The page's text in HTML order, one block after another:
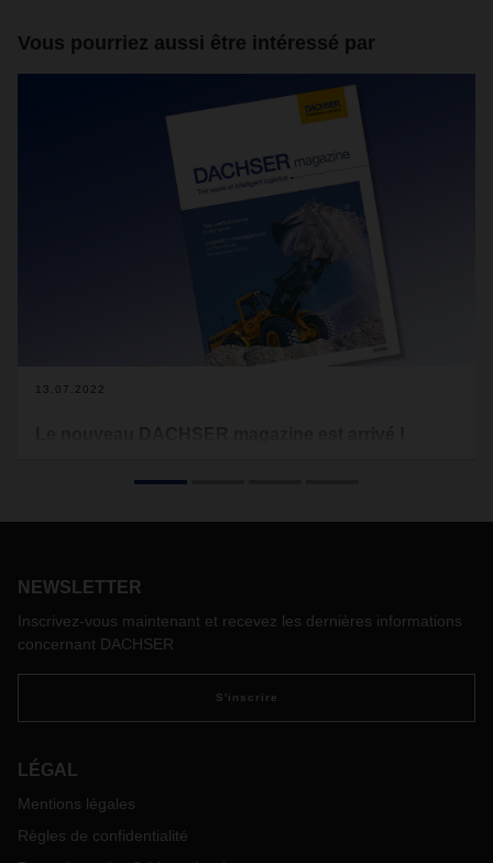
Vous pourriez aussi être intéressé par
13.07.2022
fournir le meilleur service pour nos clients. Les articles de
témoignent.
NEWSLETTER
Inscrivez-vous maintenant et recevez les dernières informations
concernant DACHSER
S'inscrire
LÉGAL
Mentions légales
Règles de confidentialité